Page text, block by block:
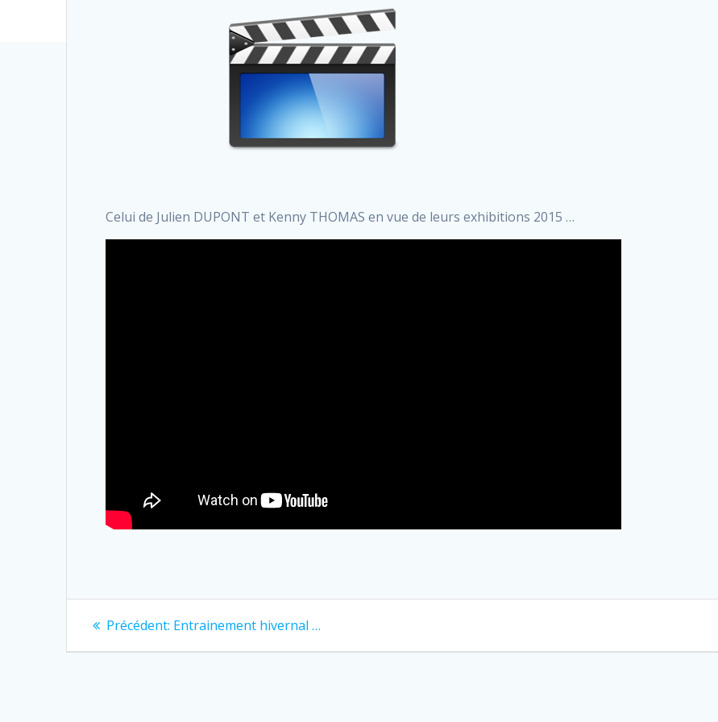
Celui de Julien DUPONT et Kenny THOMAS en vue de leurs exhibitions 2015 …
Navigation
de
Précédent: Previous
Entrainement hivernal …